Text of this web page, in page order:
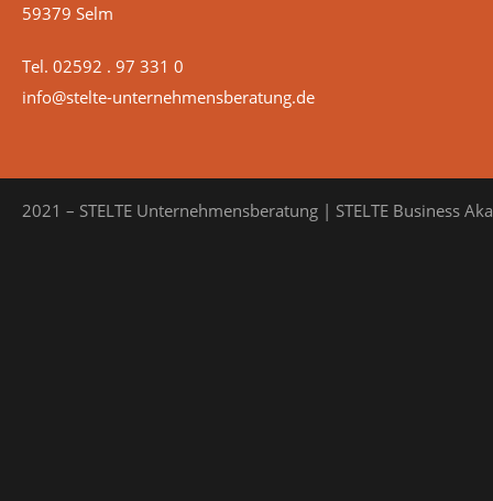
59379 Selm
Tel. 02592 . 97 331 0
info@stelte-unternehmensberatung.de
2021 – STELTE Unternehmensberatung | STELTE Business